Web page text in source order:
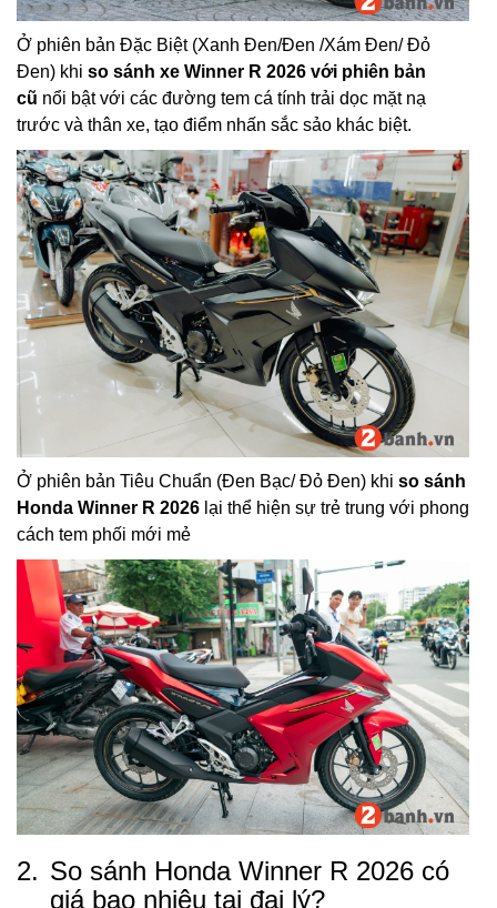
Ở phiên bản Đặc Biệt (Xanh Đen/Đen /Xám Đen/ Đỏ
Đen) khi so sánh xe Winner R 2026 với phiên bản
cũ nổi bật với các đường tem cá tính trải dọc mặt nạ
trước và thân xe, tạo điểm nhấn sắc sảo khác biệt.
Ở phiên bản Tiêu Chuẩn (Đen Bạc/ Đỏ Đen) khi so sánh
Honda Winner R 2026 lại thể hiện sự trẻ trung với phong
cách tem phối mới mẻ
2. So sánh Honda Winner R 2026 có
giá bao nhiêu tại đại lý?